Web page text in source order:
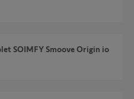
SOIMFY Smoove Origin io